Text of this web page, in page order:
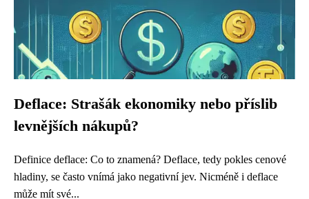
Deflace: Strašák ekonomiky nebo příslib
levnějších nákupů?
Definice deflace: Co to znamená? Deflace, tedy pokles cenové
hladiny, se často vnímá jako negativní jev. Nicméně i deflace
může mít své...